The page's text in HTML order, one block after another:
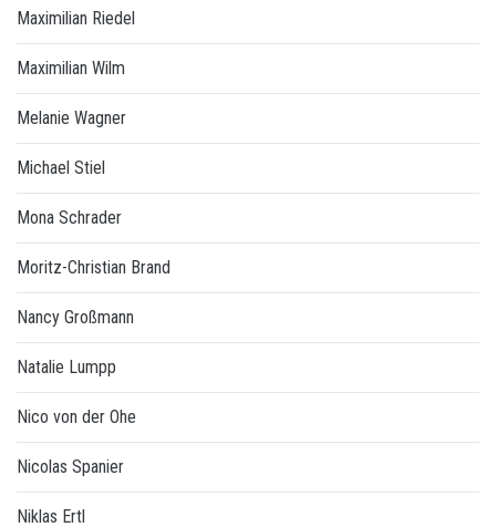
Maximilian Riedel
Maximilian Wilm
Melanie Wagner
Michael Stiel
Mona Schrader
Moritz-Christian Brand
Nancy Großmann
Natalie Lumpp
Nico von der Ohe
Nicolas Spanier
Niklas Ertl